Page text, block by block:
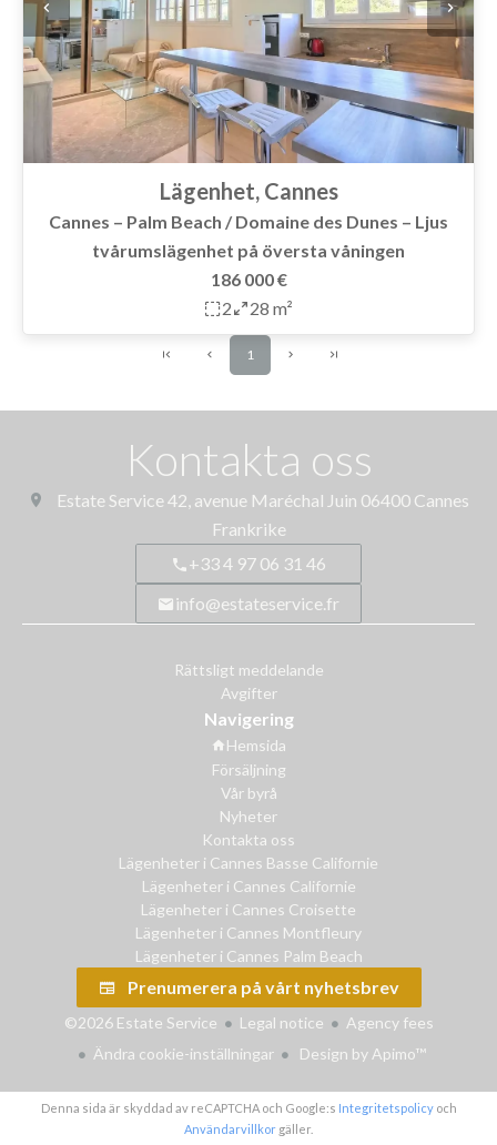
Lägenhet, Cannes
Cannes – Palm Beach / Domaine des Dunes – Ljus
tvårumslägenhet på översta våningen
186 000 €
2
28 m²
1
Kontakta oss
Estate Service42, avenue Maréchal Juin 06400 Cannes
Frankrike
+33 4 97 06 31 46
info@estateservice.fr
Rättsligt meddelande
Avgifter
Navigering
Hemsida
Försäljning
Vår byrå
Nyheter
Kontakta oss
Lägenheter i Cannes Basse Californie
Lägenheter i Cannes Californie
Lägenheter i Cannes Croisette
Lägenheter i Cannes Montfleury
Lägenheter i Cannes Palm Beach
Prenumerera på vårt nyhetsbrev
©2026 Estate Service Legal notice
Agency fees
Ändra cookie-inställningar
Design by Apimo™
Denna sida är skyddad av reCAPTCHA och Google:s Integritetspolicyoch
Användarvillkor gäller.